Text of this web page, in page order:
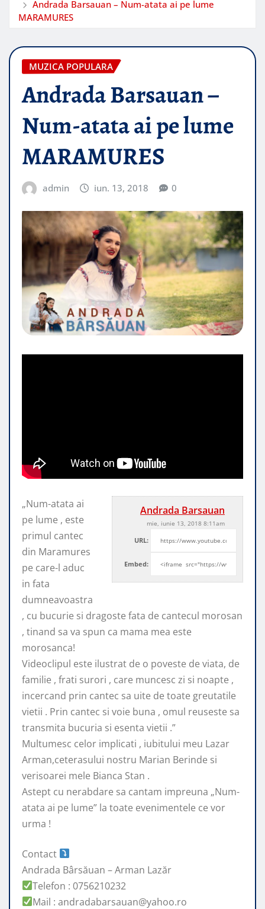
Andrada Barsauan – Num-atata ai pe lume
MARAMURES
MUZICA POPULARA
Andrada Barsauan –
Num-atata ai pe lume
MARAMURES
admin iun. 13, 2018 0
Andrada Barsauan
mie, iunie 13, 2018 8:11am
URL:
Embed:
„Num-atata ai
pe lume , este
primul cantec
din Maramures
pe care-l aduc
in fata
dumneavoastra
, cu bucurie si dragoste fata de cantecul morosan
, tinand sa va spun ca mama mea este
morosanca!
Videoclipul este ilustrat de o poveste de viata, de
familie , frati surori , care muncesc zi si noapte ,
incercand prin cantec sa uite de toate greutatile
vietii . Prin cantec si voie buna , omul reuseste sa
transmita bucuria si esenta vietii .”
Multumesc celor implicati , iubitului meu Lazar
Arman,ceterasului nostru Marian Berinde si
verisoarei mele Bianca Stan .
Astept cu nerabdare sa cantam impreuna „Num-
atata ai pe lume” la toate evenimentele ce vor
urma !
Contact
Andrada Bârsăuan – Arman Lazăr
Telefon : 0756210232
Mail : andradabarsauan@yahoo.ro